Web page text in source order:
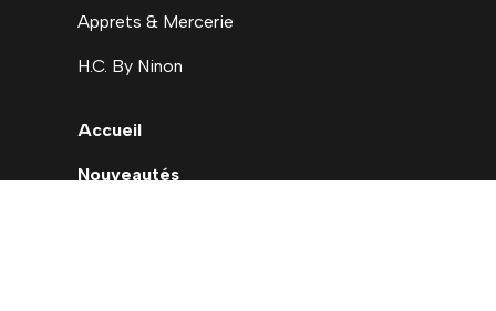
Apprets & Mercerie
H.C. By Ninon
Accueil
Nouveautés